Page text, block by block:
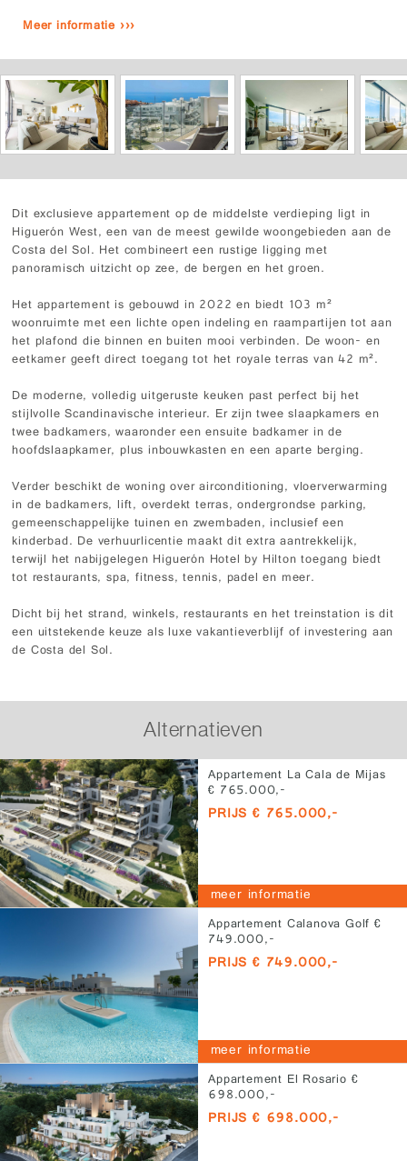
Meer informatie ›››
Dit exclusieve appartement op de middelste verdieping ligt in
Higuerón West, een van de meest gewilde woongebieden aan de
Costa del Sol. Het combineert een rustige ligging met
panoramisch uitzicht op zee, de bergen en het groen.
Het appartement is gebouwd in 2022 en biedt 103 m²
woonruimte met een lichte open indeling en raampartijen tot aan
het plafond die binnen en buiten mooi verbinden. De woon- en
eetkamer geeft direct toegang tot het royale terras van 42 m².
De moderne, volledig uitgeruste keuken past perfect bij het
stijlvolle Scandinavische interieur. Er zijn twee slaapkamers en
twee badkamers, waaronder een ensuite badkamer in de
hoofdslaapkamer, plus inbouwkasten en een aparte berging.
Verder beschikt de woning over airconditioning, vloerverwarming
in de badkamers, lift, overdekt terras, ondergrondse parking,
gemeenschappelijke tuinen en zwembaden, inclusief een
kinderbad. De verhuurlicentie maakt dit extra aantrekkelijk,
terwijl het nabijgelegen Higuerón Hotel by Hilton toegang biedt
tot restaurants, spa, fitness, tennis, padel en meer.
Dicht bij het strand, winkels, restaurants en het treinstation is dit
een uitstekende keuze als luxe vakantieverblijf of investering aan
de Costa del Sol.
Alternatieven
Appartement La Cala de Mijas
€ 765.000,-
PRIJS € 765.000,-
meer informatie
Appartement Calanova Golf €
749.000,-
PRIJS € 749.000,-
meer informatie
Appartement El Rosario €
698.000,-
PRIJS € 698.000,-